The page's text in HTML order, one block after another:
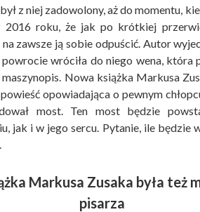
z niej zadowolony, aż do momentu,
2016 roku, że jak po krótkiej
zawsze ją sobie odpuścić. Autor
wróciła do niego wena, która
Nowa książka Markusa
opowiadająca o pewnym
most. Ten most będzie
jak i w jego sercu. Pytanie, ile będzie
Markusa Zusaka była też
pisarza